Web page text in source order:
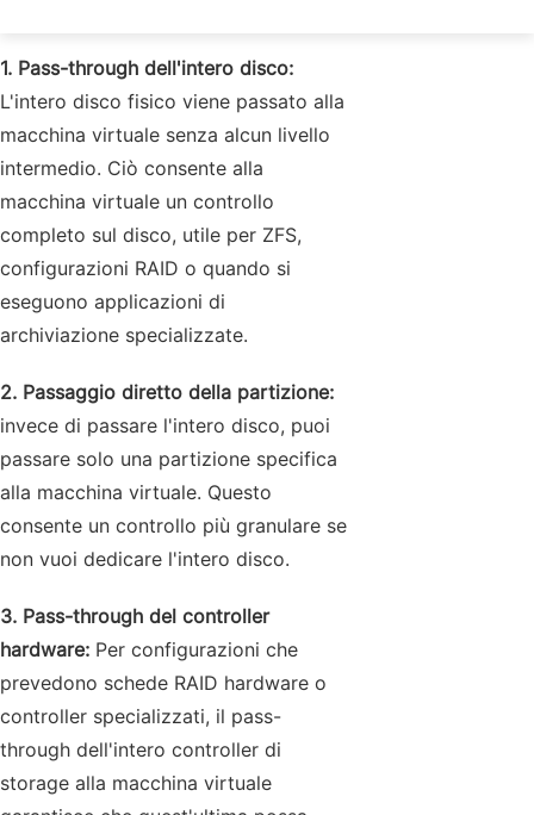
1. Pass-through dell'intero disco:
L'intero disco fisico viene passato alla
macchina virtuale senza alcun livello
intermedio. Ciò consente alla
macchina virtuale un controllo
completo sul disco, utile per ZFS,
configurazioni RAID o quando si
eseguono applicazioni di
archiviazione specializzate.
2. Passaggio diretto della partizione:
invece di passare l'intero disco, puoi
passare solo una partizione specifica
alla macchina virtuale. Questo
consente un controllo più granulare se
non vuoi dedicare l'intero disco.
3. Pass-through del controller
hardware: Per configurazioni che
prevedono schede RAID hardware o
controller specializzati, il pass-
through dell'intero controller di
storage alla macchina virtuale